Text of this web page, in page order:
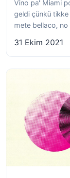
Vino pa' Miami
geldi çünkü
mete bellaco,
31 Ekim 2021